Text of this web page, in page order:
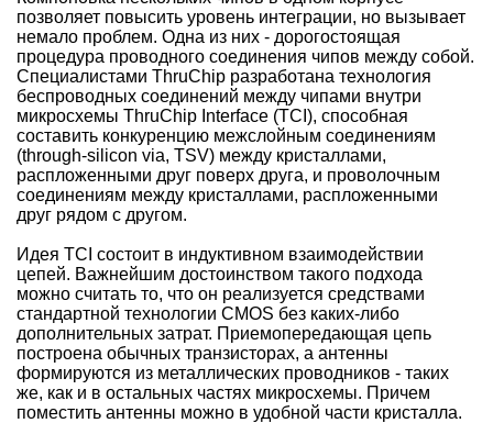
позволяет повысить уровень интеграции, но вызывает
немало проблем. Одна из них - дорогостоящая
процедура проводного соединения чипов между собой.
Специалистами ThruChip разработана технология
беспроводных соединений между чипами внутри
микросхемы ThruChip Interface (TCI), способная
составить конкуренцию межслойным соединениям
(through-silicon via, TSV) между кристаллами,
распложенными друг поверх друга, и проволочным
соединениям между кристаллами, распложенными
друг рядом с другом.
Идея TCI состоит в индуктивном взаимодействии
цепей. Важнейшим достоинством такого подхода
можно считать то, что он реализуется средствами
стандартной технологии CMOS без каких-либо
дополнительных затрат. Приемопередающая цепь
построена обычных транзисторах, а антенны
формируются из металлических проводников - таких
же, как и в остальных частях микросхемы. Причем
поместить антенны можно в удобной части кристалла.